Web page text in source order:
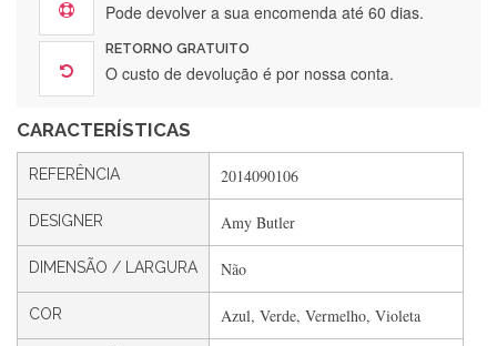
Pode devolver a sua encomenda até 60 dias.
RETORNO GRATUITO
O custo de devolução é por nossa conta.
CARACTERÍSTICAS
REFERÊNCIA 2014090106
DESIGNER Amy Butler
DIMENSÃO / LARGURA Não
COR Azul, Verde, Vermelho, Violeta
Encomenda direitinha. Rapidez e segurança. Volto a
encomendar.
Silvia André
Gostei ,Serviço bastante rápido. recomendo
Filipa Freire
Rápido, atendimento 5*. Hoje chegará a segunda encomenda
feita de muitas certamente❤️